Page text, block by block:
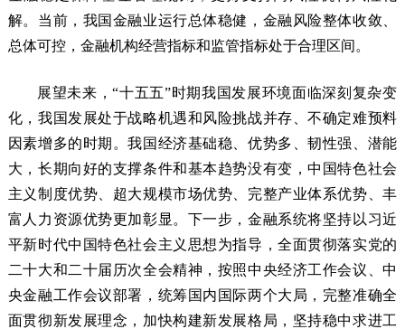
解。当前，我国金融业运行总体稳健，金融风险整体收敛、
总体可控，金融机构经营指标和监管指标处于合理区间。
展望未来，“十五五”时期我国发展环境面临深刻复杂变
化，我国发展处于战略机遇和风险挑战并存、不确定难预料
因素增多的时期。我国经济基础稳、优势多、韧性强、潜能
大，长期向好的支撑条件和基本趋势没有变，中国特色社会
主义制度优势、超大规模市场优势、完整产业体系优势、丰
富人力资源优势更加彰显。下一步，金融系统将坚持以习近
平新时代中国特色社会主义思想为指导，全面贯彻落实党的
二十大和二十届历次全会精神，按照中央经济工作会议、中
央金融工作会议部署，统筹国内国际两个大局，完整准确全
面贯彻新发展理念，加快构建新发展格局，坚持稳中求进工